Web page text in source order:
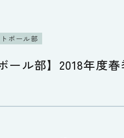
ボール部
ール部】2018年度